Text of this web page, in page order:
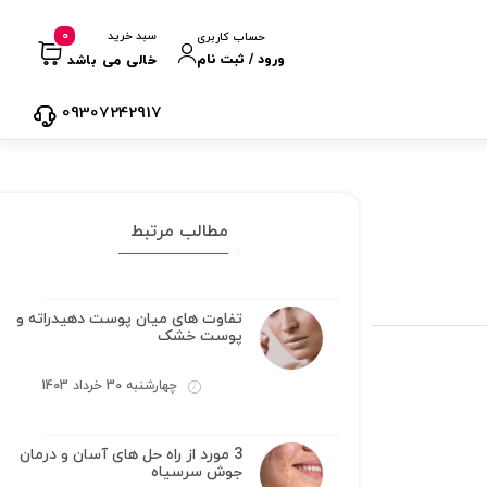
حساب کاربری
ورود / ثبت نام
سبد خرید
خالی می باشد
0
09307242917
مطالب مرتبط
تفاوت های میان پوست دهیدراته و
پوست خشک
چهارشنبه 30 خرداد 1403
3 مورد از راه حل های آسان و درمان
جوش سرسیاه